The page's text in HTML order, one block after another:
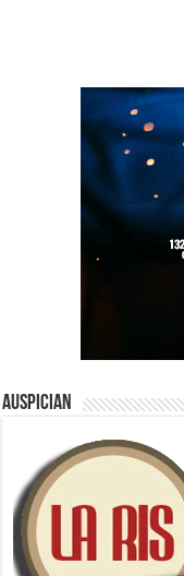
Auspician